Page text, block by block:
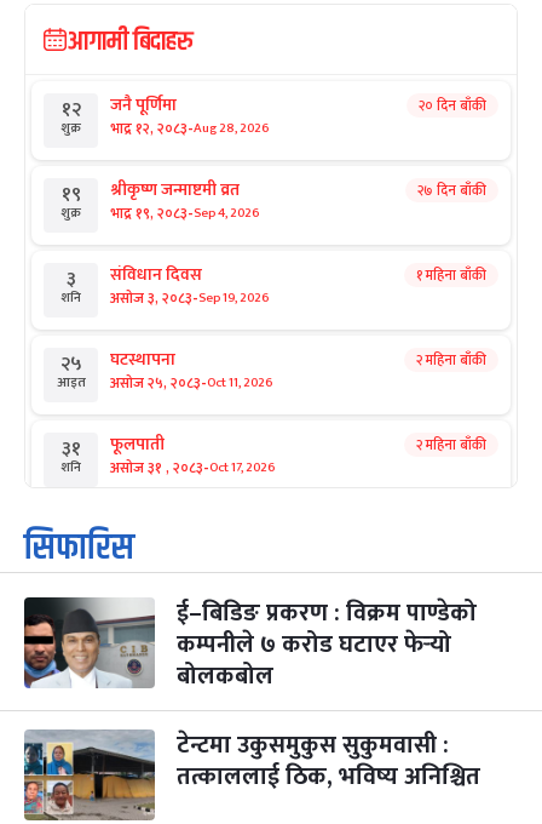
आगामी बिदाहरु
१२
शुक्र
जनै पूर्णिमा
भाद्र १२, २०८३-Aug 28, 2026
२० दिन बाँकी
१९
शुक्र
श्रीकृष्ण जन्माष्टमी व्रत
भाद्र १९, २०८३-Sep 4, 2026
२७ दिन बाँकी
३
शनि
संविधान दिवस
असोज ३, २०८३-Sep 19, 2026
१ महिना बाँकी
२५
आइत
घटस्थापना
असोज २५, २०८३-Oct 11, 2026
२ महिना बाँकी
३१
शनि
फूलपाती
असोज ३१ , २०८३-Oct 17, 2026
२ महिना बाँकी
१
आइत
कार्तिक सङ्क्रान्ति
कार्तिक १, २०८३
३
मंगल
महानवमी
कार्तिक ३, २०८३-Oct 20, 2026
२ महिना बाँकी
४
५
बिहि
पापा‌ङ्कुशा एकादशी व्रत
कार्तिक ५, २०८३
२ महिना बाँकी
सिफारिस
ई–बिडिङ प्रकरण : विक्रम पाण्डेको
कम्पनीले ७ करोड घटाएर फेर्‍यो
बोलकबोल
टेन्टमा उकुसमुकुस सुकुमवासी :
तत्काललाई ठिक, भविष्य अनिश्चित